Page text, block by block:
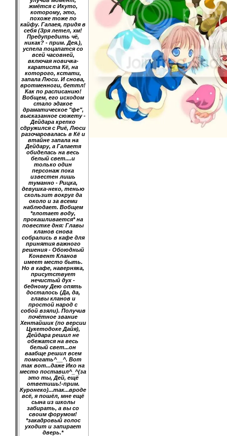
жмётся с Икуто,
которому, это,
похоже тоже по
кайфу. Галаея, придя в
себя (Зря летел, хм!
Предупредить чё,
никак? - прим. Дея.),
успела поцапатся со
всей часовней,
включая новичка-
каратиста Кё, на
которого, кстати,
запала Люси. И снова,
вротменноги, беттл!
Как по расписанию!
Вобщем, его исходом
стало эдакое
драматическое "фе",
высказанное сюжету -
Дейдара крепко
сдружился с Риё, Люси
разочаровалась в Кё и
втайне запала на
Дейдару, а Галаетя
обиделась на весь
белый свет....и
только один
персонаж пока
известен лишь
туманно - Рицка,
девушка-неко, тенью
скользит вокруг да
около и за всеми
наблюдает. Вобщем
*глотает воду,
прокашливается* на
повестке дня: Главы
кланов снова
собрались в кафе для
принятия важного
решения - Обоюдный
Конвент Кланов
имеет место быть.
Но в кафе, наверняка,
присутствует
нечистый дух -
бедному Дею опять
досталось (Да, да,
главы кланов и
простой народ с
собой взяли). Получив
почётное звание
Хентайшик (по версии
Цукетодоке Дайя),
Дейдара решил не
обежатся на весь
белый свет...он
ваабще решил всем
помогать^__^. Вот
так вот...даже Ико на
место поставил^_^(за
это ты, Дей, ещё
ответишь!-прим.
Куронеко)...так...вроде
всё, я пошёл, мне ещё
сына из школы
забирать, а вы со
своим форумом!
*закадровый голос
уходит и запирает
дверь.*